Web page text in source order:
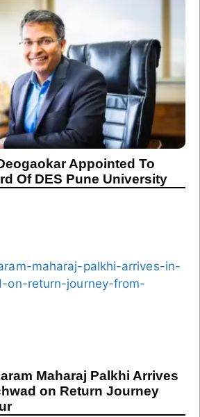
Appointed To
Of DES Pune University
Maharaj Palkhi Arrives
on Return Journey